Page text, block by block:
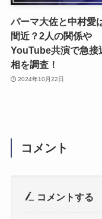
パーマ大佐と中村愛
間近？2人の関係や
YouTube共演で急接
相を調査！
2024年10月22日
コメント
コメントする